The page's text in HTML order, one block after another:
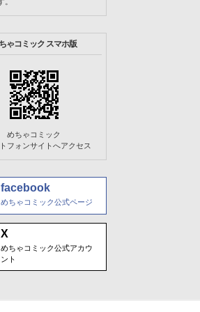
ゃコミック スマホ版
めちゃコミック
フォンサイトへアクセス
facebook
めちゃコミック公式ページ
X
めちゃコミック公式アカウ
ント